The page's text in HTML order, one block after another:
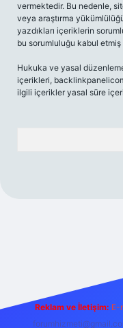
vermektedir. Bu nedenle,
veya araştırma
yazdıkları içeriklerin
bu sorumluluğu kabul etmiş
Hukuka ve yasal
içerikleri,
ilgili içerikler yasal süre
Reklam ve İletişim: E-